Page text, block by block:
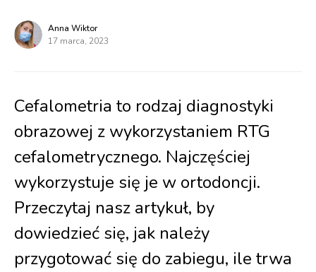
Anna Wiktor
17 marca, 2023
Cefalometria to rodzaj diagnostyki
obrazowej z wykorzystaniem RTG
cefalometrycznego. Najczęściej
wykorzystuje się je w ortodoncji.
Przeczytaj nasz artykuł, by
dowiedzieć się, jak należy
przygotować się do zabiegu, ile trwa